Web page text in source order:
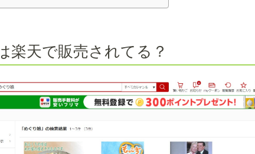
楽天で販売されてる？